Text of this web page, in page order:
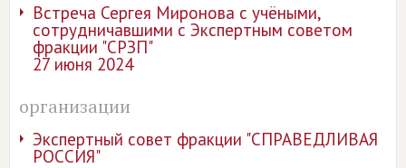
Встреча Сергея Миронова с учёными,
сотрудничавшими с Экспертным советом
фракции "СРЗП"
27 июня 2024
организации
Экспертный совет фракции "СПРАВЕДЛИВАЯ
РОССИЯ"